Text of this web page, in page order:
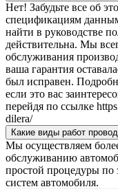
Нет! Забудьте все об
спецификациям
найти в руководстве
действительна. Мы
обслуживания
ваша гарантия
был исправен.
если это вас
перейдя по ссылке
dilera/
Какие виды работ
Мы осуществляем
обслуживанию
простой процедуры по
систем автомобиля.